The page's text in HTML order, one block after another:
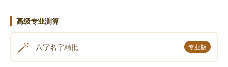
高级专业测算
🪄 八字名字精批 专业版